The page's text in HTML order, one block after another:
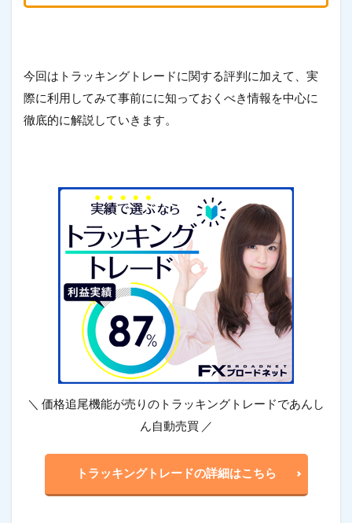
今回はトラッキングトレードに関する評判に加えて、実
際に利用してみて事前にに知っておくべき情報を中心に
徹底的に解説していきます。
＼ 価格追尾機能が売りのトラッキングトレードであんし
ん自動売買 ／
トラッキングトレードの詳細はこちら